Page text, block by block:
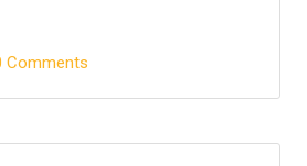
Comments